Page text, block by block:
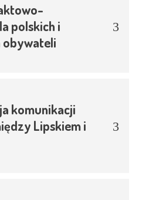
polskich i
obywateli
komunikacji
Lipskiem i